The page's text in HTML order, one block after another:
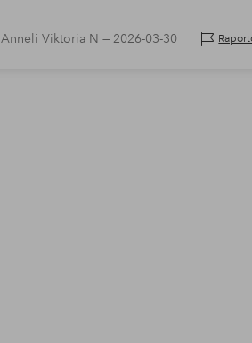
Anneli Viktoria N — 2026-03-30